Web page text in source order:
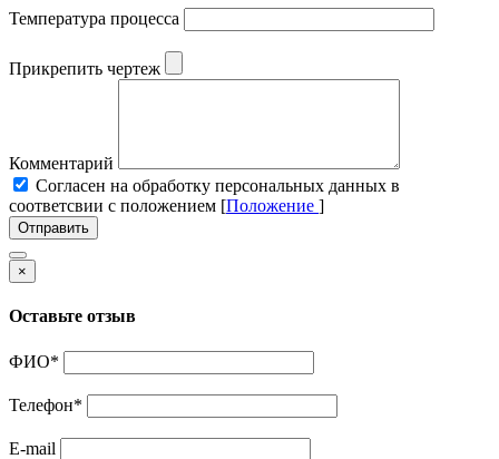
Температура процесса
Прикрепить чертеж
Комментарий
Cогласен на обработку персональных данных в
соответсвии с положением [Положение ]
Отправить
×
Оставьте отзыв
ФИО*
Телефон*
E-mail